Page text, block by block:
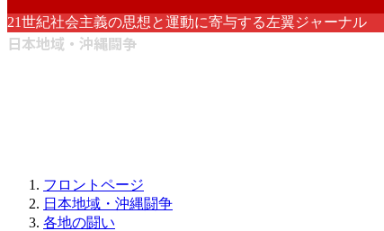
21世紀社会主義の思想と運動に寄与する左翼ジャーナル
日本地域・沖縄闘争
フロントページ
日本地域・沖縄闘争
各地の闘い